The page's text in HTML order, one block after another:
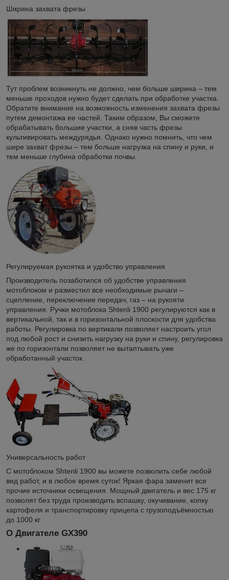
Ширина захвата фрезы
Тут проблем возникнуть не должно, чем больше ширина – тем
меньше проходов нужно будет сделать при обработке участка.
Обратите внимание на возможность изменения захвата фрезы
путем демонтажа ее частей. Таким образом, Вы сможете
обрабатывать большие участки, а сняв часть фрезы
культивировать междурядья. Однако нужно помнить, что чем
шире захват фрезы – тем больше нагрузка на спину и руки, и
тем меньше глубина обработки почвы.
Регулируемая рукоятка и удобство управления
Производитель позаботился об удобстве управления
мотоблоком и разместил все необходимые рычаги –
сцепление, переключение передач, газ – на рукояти
управления. Ручки мотоблока Shtenli 1900 регулируются как в
вертикальной, так и в горизонтальной плоскости для удобства
работы. Регулировка по вертикали позволяет настроить угол
под любой рост и снизить нагрузку на руки и спину, регулировка
же по горизонтали позволяет не вытаптывать уже
обработанный участок.
Универсальность работ
С мотоблоком Shtenli 1900 вы можете позволить себе любой
вид работ, и в любое время суток! Яркая фара заменит все
прочие источники освещения. Мощный двигатель и вес 175 кг
позволят без труда производить вспашку, окучивание, копку
картофеля и транспортировку прицепа с грузоподъёмностью
до 1000 кг.
О Двигателе GX390